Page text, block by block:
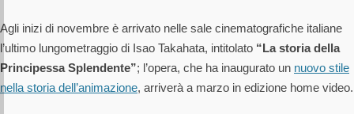
Agli inizi di novembre è arrivato nelle sale cinematografiche italiane
l’ultimo lungometraggio di Isao Takahata, intitolato “La storia della
Principessa Splendente”; l’opera, che ha inaugurato un nuovo stile
nella storia dell’animazione, arriverà a marzo in edizione home video.